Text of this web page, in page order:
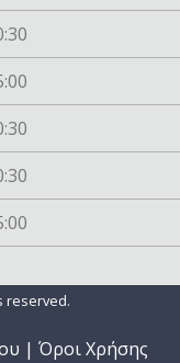
reserved.
| Όροι Χρήσης